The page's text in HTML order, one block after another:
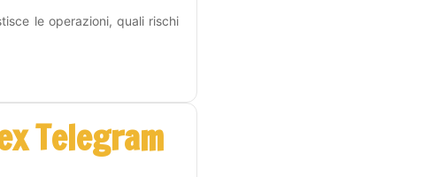
le operazioni, quali rischi
Telegram